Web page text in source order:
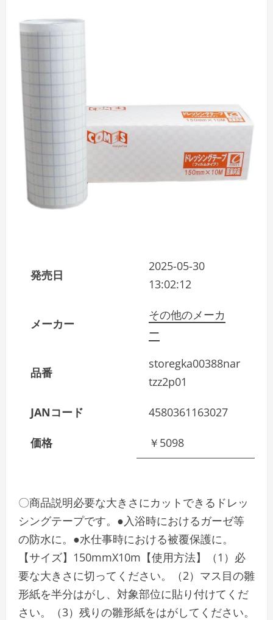
発売日
2025-05-30
13:02:12
メーカー
その他のメーカ
ー
品番
storegka00388nar
tzz2p01
JANコード 4580361163027
価格 ￥5098
〇商品説明必要な大きさにカットできるドレッ
シングテープです。●入浴時におけるガーゼ等
の防水に。●水仕事時における被覆保護に。
【サイズ】150mmX10m【使用方法】（1）必
要な大きさに切ってください。（2）マス目の雛
形紙を半分はがし、対象部位に貼り付けてくだ
さい。（3）残りの雛形紙をはがしてください。